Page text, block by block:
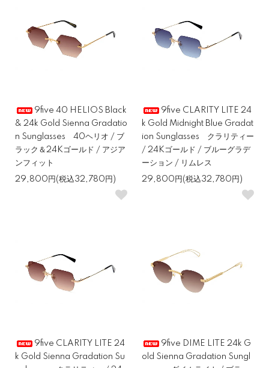
9five 40 HELIOS Black
& 24k Gold Sienna Gradatio
n Sunglasses 40ヘリオ / ブ
ラック＆24Kゴールド / アジア
ンフィット
29,800円(税込32,780円)
9five CLARITY LITE 24
k Gold Midnight Blue Gradat
ion Sunglasses クラリティー
/ 24Kゴールド / ブルーグラデ
ーション / リムレス
29,800円(税込32,780円)
9five CLARITY LITE 24
k Gold Sienna Gradation Su
9five DIME LITE 24k G
old Sienna Gradation Sungl